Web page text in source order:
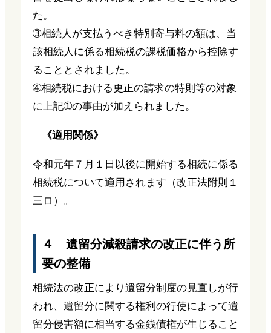
た。
➂相続人が支払うべき特別寄与料の額は、当
該相続人に係る相続税の課税価格から控除す
ることとされました。
➃相続税における更正の請求の特則等の対象
に上記➀の事由が加えられました。
《適用関係》
令和元年７月１日以後に開始する相続に係る
相続税について適用されます（改正法附則１
三ロ）。
４ 遺留分減殺請求の改正に伴う所
要の整備
相続法の改正により遺留分制度の見直しが行
われ、遺留分に関する権利の行使によって遺
留分侵害額に相当する金銭債権が生じること